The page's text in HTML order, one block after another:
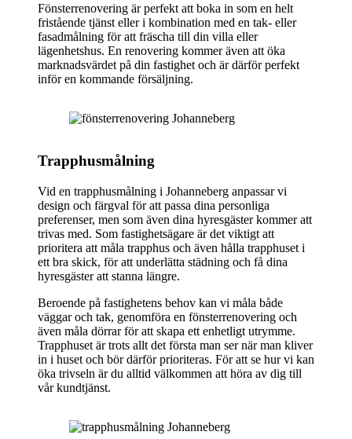
Fönsterrenovering är perfekt att boka in som en helt
fristående tjänst eller i kombination med en tak- eller
fasadmålning för att fräscha till din villa eller
lägenhetshus. En renovering kommer även att öka
marknadsvärdet på din fastighet och är därför perfekt
inför en kommande försäljning.
Trapphusmålning
Vid en trapphusmålning i Johanneberg anpassar vi
design och färgval för att passa dina personliga
preferenser, men som även dina hyresgäster kommer att
trivas med. Som fastighetsägare är det viktigt att
prioritera att måla trapphus och även hålla trapphuset i
ett bra skick, för att underlätta städning och få dina
hyresgäster att stanna längre.
Beroende på fastighetens behov kan vi måla både
väggar och tak, genomföra en fönsterrenovering och
även måla dörrar för att skapa ett enhetligt utrymme.
Trapphuset är trots allt det första man ser när man kliver
in i huset och bör därför prioriteras. För att se hur vi kan
öka trivseln är du alltid välkommen att höra av dig till
vår kundtjänst.